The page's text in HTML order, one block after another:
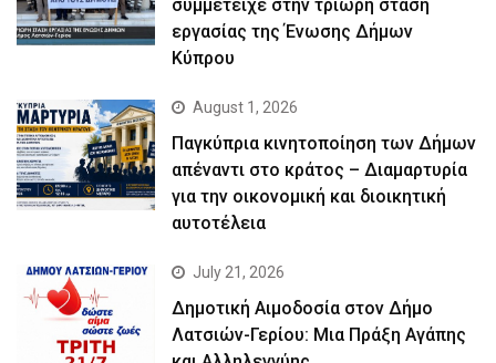
συμμετείχε στην τρίωρη στάση
εργασίας της Ένωσης Δήμων
Κύπρου
August 1, 2026
Παγκύπρια κινητοποίηση των Δήμων
απέναντι στο κράτος – Διαμαρτυρία
για την οικονομική και διοικητική
αυτοτέλεια
July 21, 2026
Δημοτική Αιμοδοσία στον Δήμο
Λατσιών-Γερίου: Μια Πράξη Αγάπης